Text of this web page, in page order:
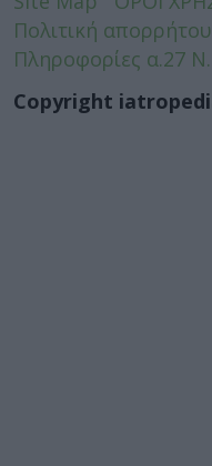
Πολιτική απορρήτου
Πληροφορίες α.27
Copyright